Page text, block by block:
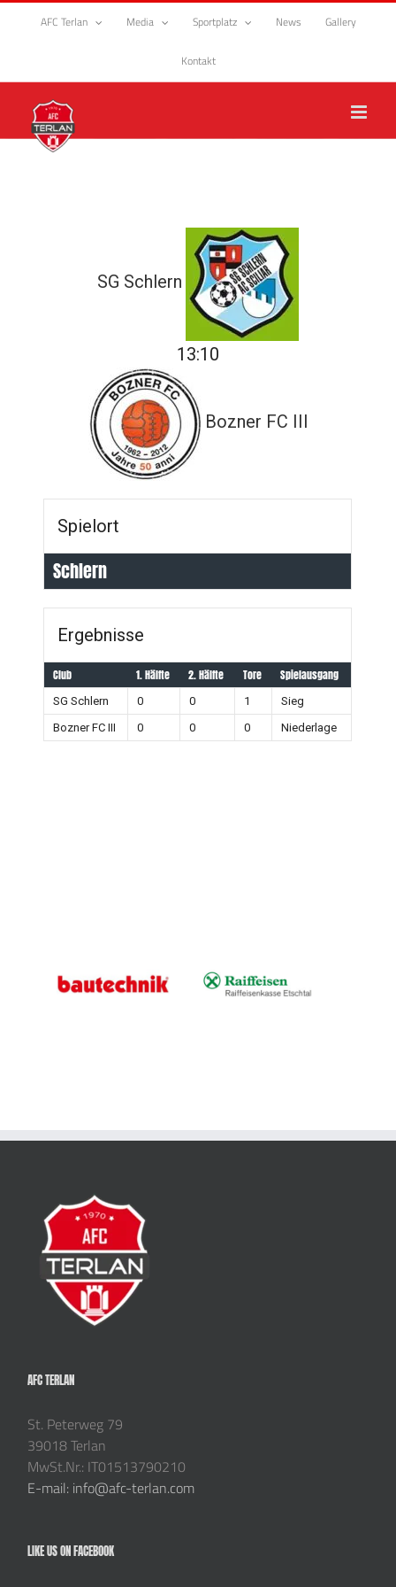
Zum
AFC Terlan Media Sportplatz News Gallery
Kontakt
SG Schlern
13:10
Bozner FC III
Spielort
Schlern
Ergebnisse
Club 1. Hälfte 2. Hälfte Tore Spielausgang
SG Schlern 0 0 1
Sieg
Bozner FC III
0 0 0 Niederlage
AFC TERLAN
St. Peterweg 79
39018 Terlan
MwSt.Nr.: IT01513790210
E-mail: info@afc-terlan.com
LIKE US ON FACEBOOK